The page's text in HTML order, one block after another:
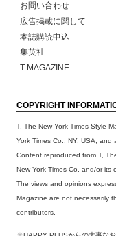
お問い合わせ
広告掲載に関して
本誌購読申込
集英社
T MAGAZINE
COPYRIGHT
T, The New York Times Style
York Times Co., NY, USA, and
Content reproduced from T,
New York Times Co. and/or its
The views and opinions
Magazine are not necessarily
contributors.